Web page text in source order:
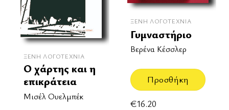
ΞΈΝΗ ΛΟΓΟΤΕΧΝΊΑ
Ο χάρτης και η
επικράτεια
Μισέλ Ουελμπέκ
ΞΈΝΗ ΛΟΓΟΤΕΧΝΊΑ
Γυμναστήριο
Βερένα Κέσσλερ
Προσθήκη
€16.20